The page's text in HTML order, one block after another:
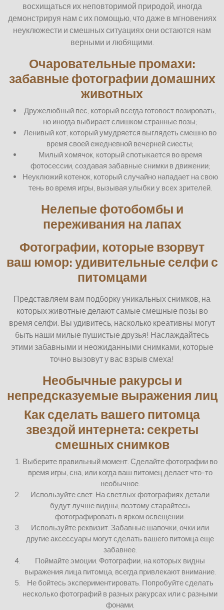
восхищаться их неповторимой природой, иногда
демонстрируя нам с их помощью, что даже в мгновениях
неуклюжести и смешных ситуациях они остаются нам
верными и любящими.
Очаровательные промахи:
забавные фотографии домашних
животных
Дружелюбный пес, который всегда готовост позировать,
но иногда выбирает слишком странные позы;
Ленивый кот, который умудряется выглядеть смешно во
время своей ежедневной вечерней сиесты;
Милый хомячок, который спотыкается во время
фотосессии, создавая забавные снимки в движении;
Неуклюжий котенок, который случайно нападает на свою
тень во время игры, вызывая улыбки у всех зрителей.
Нелепые фотобомбы и
переживания на лапах
Фотографии, которые взорвут
ваш юмор: удивительные селфи с
питомцами
Представляем вам подборку уникальных снимков, на
которых животные делают самые смешные позы во
время селфи. Вы удивитесь, насколько креативны могут
быть наши милые пушистые друзья! Наслаждайтесь
этими забавными и неожиданными снимками, которые
точно вызовут у вас взрыв смеха!
Необычные ракурсы и
непредсказуемые выражения лиц
Как сделать вашего питомца
звездой интернета: секреты
смешных снимков
Выберите правильный момент. Сделайте фотографии во
время игры, сна, или когда ваш питомец делает что-то
необычное.
Используйте свет. На светлых фотографиях детали
будут лучше видны, поэтому старайтесь
фотографировать в ярком освещении.
Используйте реквизит. Забавные шапочки, очки или
другие аксессуары могут сделать вашего питомца еще
забавнее.
Поймайте эмоции. Фотографии, на которых видны
выражения лица питомца, всегда привлекают внимание.
Не бойтесь экспериментировать. Попробуйте сделать
несколько фотографий в разных ракурсах или с разными
фонами.